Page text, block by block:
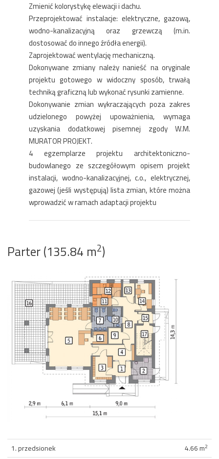
Zmienić kolorystykę elewacji i dachu.
Przeprojektować instalacje: elektryczne, gazową,
wodno-kanalizacyjną oraz grzewczą (m.in.
dostosować do innego źródła energii).
Zaprojektować wentylację mechaniczną.
Dokonywane zmiany należy nanieść na oryginale
projektu gotowego w widoczny sposób, trwałą
techniką graficzną lub wykonać rysunki zamienne.
Dokonywanie zmian wykraczających poza zakres
udzielonego powyżej upoważnienia, wymaga
uzyskania dodatkowej pisemnej zgody W.M.
MURATOR PROJEKT.
4 egzemplarze projektu architektoniczno-
budowlanego ze szczegółowym opisem projekt
instalacji, wodno-kanalizacyjnej, c.o., elektrycznej,
gazowej (jeśli występują) lista zmian, które można
wprowadzić w ramach adaptacji projektu
Parter (135.84 m2)
1. przedsionek 4.66 m2